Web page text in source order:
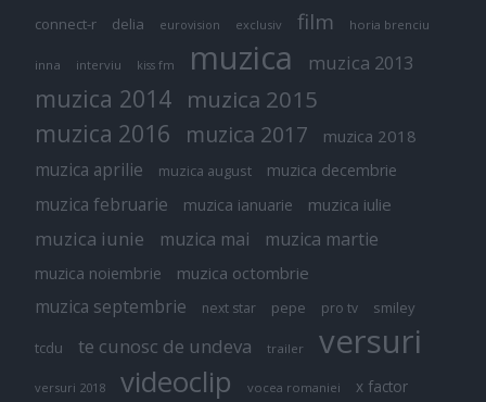
connect-r delia eurovision exclusiv film horia brenciu
inna interviu kiss fm muzica muzica 2013
muzica 2014 muzica 2015
muzica 2016 muzica 2017 muzica 2018
muzica aprilie muzica august muzica decembrie
muzica februarie muzica ianuarie muzica iulie
muzica iunie muzica mai muzica martie
muzica noiembrie muzica octombrie
muzica septembrie next star pepe pro tv smiley
tcdu te cunosc de undeva trailer versuri
versuri 2018 videoclip vocea romaniei x factor